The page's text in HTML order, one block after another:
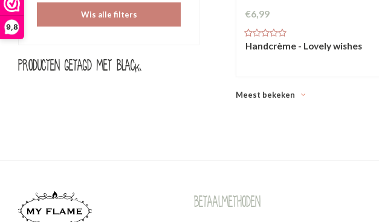
9,8
Wis alle filters
Producten getagd met black
€6,99
Handcrème - Lovely wishes
Meest bekeken
Betaalmethoden